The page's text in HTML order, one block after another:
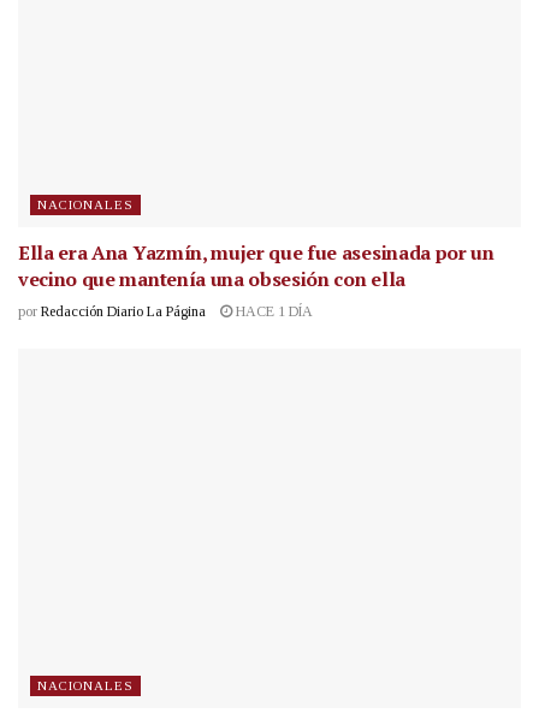
NACIONALES
Ella era Ana Yazmín, mujer que fue asesinada por un
vecino que mantenía una obsesión con ella
por Redacción Diario La Página HACE 1 DÍA
NACIONALES